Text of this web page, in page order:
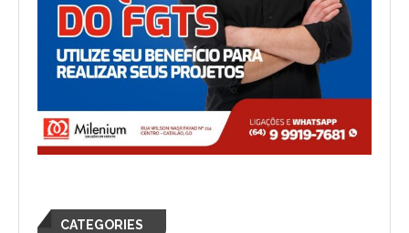
CATEGORIES